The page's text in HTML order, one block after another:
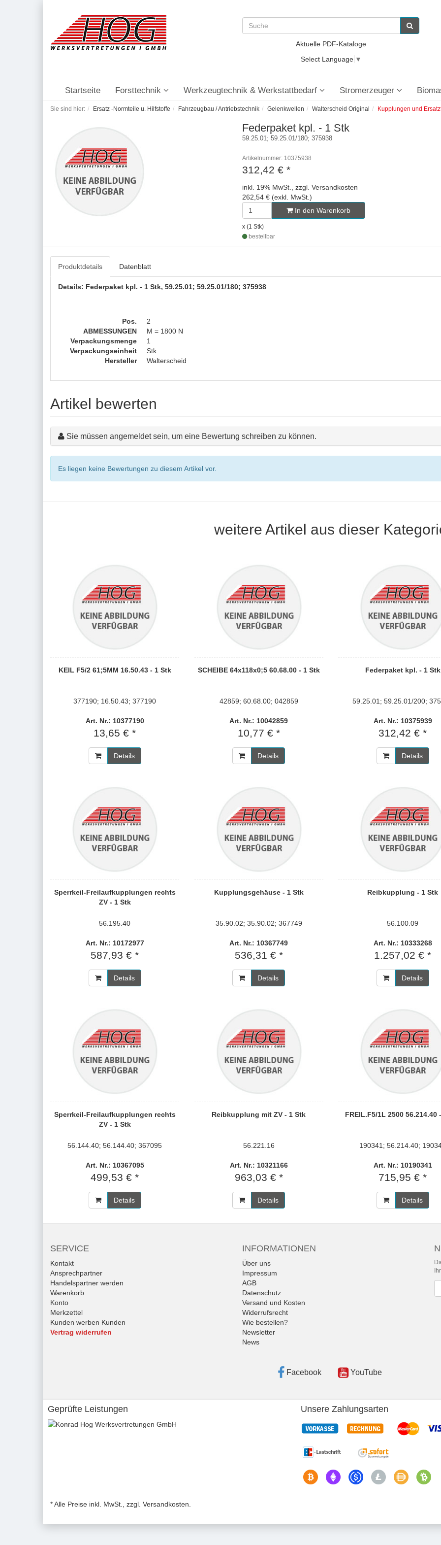
Aktuelle PDF-Kataloge
Select Language ▼
Startseite Forsttechnik Werkzeugtechnik & Werkstattbedarf Stromerzeuger
Sie sind hier: Ersatz -Normteile u. Hilfstoffe Fahrzeugbau / Antriebstechnik Gelenkwellen Walterscheid Original Kupplungen und
Federpaket kpl. - 1 Stk
59.25.01; 59.25.01/180; 375938
Artikelnummer: 10375938
312,42 € *
inkl. 19% MwSt., zzgl. Versandkosten
262,54 € (exkl. MwSt.)
In den Warenkorb
x (1 Stk)
bestellbar
Produktdetails Datenblatt
Details: Federpaket kpl. - 1 Stk, 59.25.01; 59.25.01/180; 375938
Pos.
2
ABMESSUNGEN
M = 1800 N
Verpackungsmenge
1
Verpackungseinheit
Stk
Hersteller
Walterscheid
Artikel bewerten
Sie müssen angemeldet sein, um eine Bewertung schreiben zu können.
Es liegen keine Bewertungen zu diesem Artikel vor.
weitere Artikel aus dieser
KEIL F5/2 61;5MM 16.50.43 - 1 Stk
377190; 16.50.43; 377190
Art. Nr.: 10377190
13,65 € *
Details
SCHEIBE 64x118x0;5 60.68.00 - 1 Stk
42859; 60.68.00; 042859
Art. Nr.: 10042859
10,77 € *
Details
Federpaket kpl. - 1 Stk
59.25.01; 59.25.01/200;
Art. Nr.: 10375939
312,42 € *
Details
Sperrkeil-Freilaufkupplungen rechts
ZV - 1 Stk
56.195.40
Art. Nr.: 10172977
587,93 € *
Details
Kupplungsgehäuse - 1 Stk
35.90.02; 35.90.02; 367749
Art. Nr.: 10367749
536,31 € *
Details
Reibkupplung - 1 Stk
56.100.09
Art. Nr.: 10333268
1.257,02 € *
Details
Sperrkeil-Freilaufkupplungen rechts
ZV - 1 Stk
56.144.40; 56.144.40; 367095
Art. Nr.: 10367095
499,53 € *
Details
Reibkupplung mit ZV - 1 Stk
56.221.16
Art. Nr.: 10321166
963,03 € *
Details
FREIL.F5/1L 2500 56.214.40
190341; 56.214.40;
Art. Nr.: 10190341
715,95 € *
Details
SERVICE
Kontakt
Ansprechpartner
Handelspartner werden
Warenkorb
Konto
Merkzettel
Kunden werben Kunden
Vertrag widerrufen
INFORMATIONEN
Über uns
Impressum
AGB
Datenschutz
Versand und Kosten
Widerrufsrecht
Wie bestellen?
Newsletter
News
Facebook YouTube
Geprüfte Leistungen Unsere Zahlungsarten
* Alle Preise inkl. MwSt., zzgl. Versandkosten.